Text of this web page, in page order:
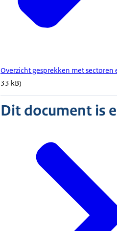
Overzicht gesprekken met
33 kB)
Dit document is